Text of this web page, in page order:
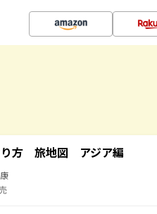
り方 旅地図 アジア編